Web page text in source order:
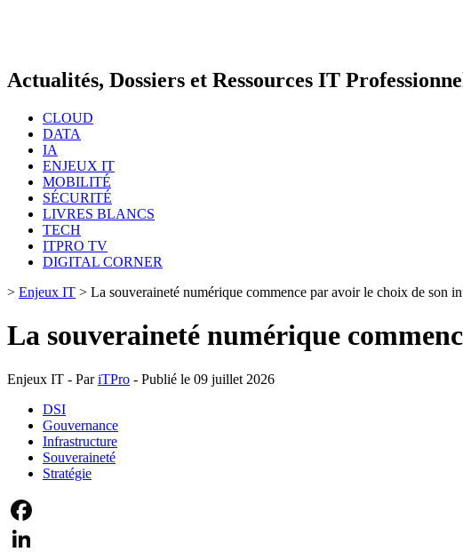
Actualités, Dossiers et Ressources IT
CLOUD
DATA
IA
ENJEUX IT
MOBILITÉ
SÉCURITÉ
LIVRES BLANCS
TECH
ITPRO TV
DIGITAL CORNER
> Enjeux IT > La souveraineté numérique commence par avoir le choix de son
La souveraineté numérique
Enjeux IT - PariTPro - Publié le 09 juillet 2026
DSI
Gouvernance
Infrastructure
Souveraineté
Stratégie
Facebook